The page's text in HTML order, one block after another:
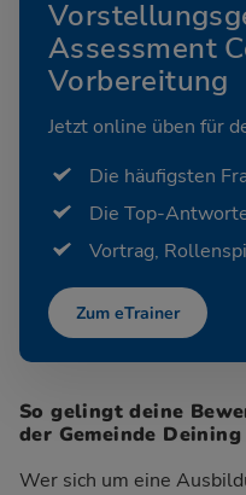
Assessment
Vorbereitung
Jetzt online üben für
Die häufigsten
Die Top-
Vortrag,
Zum eTrainer
So gelingt deine
der Gemeinde Deining
Wer sich um eine